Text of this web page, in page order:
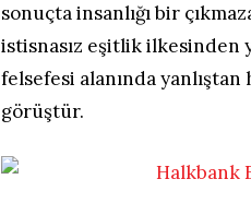
sonuçta insanlığı bir
istisnasız eşitlik ilkesinden
felsefesi alanında
görüştür.